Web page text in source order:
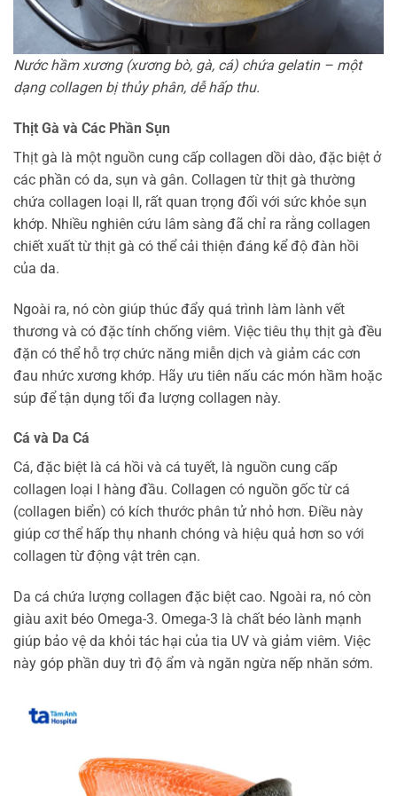
Nước hầm xương (xương bò, gà, cá) chứa gelatin – một
dạng collagen bị thủy phân, dễ hấp thu.
Thịt Gà và Các Phần Sụn
Thịt gà là một nguồn cung cấp collagen dồi dào, đặc biệt ở
các phần có da, sụn và gân. Collagen từ thịt gà thường
chứa collagen loại II, rất quan trọng đối với sức khỏe sụn
khớp. Nhiều nghiên cứu lâm sàng đã chỉ ra rằng collagen
chiết xuất từ thịt gà có thể cải thiện đáng kể độ đàn hồi
của da.
Ngoài ra, nó còn giúp thúc đẩy quá trình làm lành vết
thương và có đặc tính chống viêm. Việc tiêu thụ thịt gà đều
đặn có thể hỗ trợ chức năng miễn dịch và giảm các cơn
đau nhức xương khớp. Hãy ưu tiên nấu các món hầm hoặc
súp để tận dụng tối đa lượng collagen này.
Cá và Da Cá
Cá, đặc biệt là cá hồi và cá tuyết, là nguồn cung cấp
collagen loại I hàng đầu. Collagen có nguồn gốc từ cá
(collagen biển) có kích thước phân tử nhỏ hơn. Điều này
giúp cơ thể hấp thụ nhanh chóng và hiệu quả hơn so với
collagen từ động vật trên cạn.
Da cá chứa lượng collagen đặc biệt cao. Ngoài ra, nó còn
giàu axit béo Omega-3. Omega-3 là chất béo lành mạnh
giúp bảo vệ da khỏi tác hại của tia UV và giảm viêm. Việc
này góp phần duy trì độ ẩm và ngăn ngừa nếp nhăn sớm.